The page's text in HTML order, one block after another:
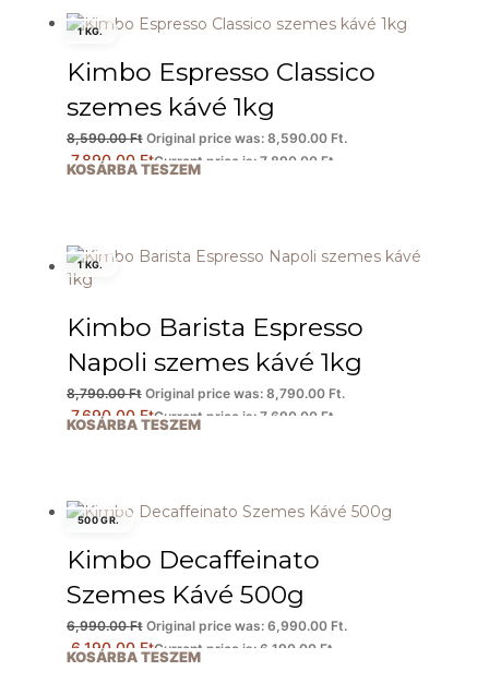
1 KG.
Kimbo Espresso Classico
szemes kávé 1kg
8,590.00Ft Original price was: 8,590.00 Ft.
7,890.00 FtCurrent price is: 7,890.00 Ft.
KOSÁRBA TESZEM
1 KG.
Kimbo Barista Espresso
Napoli szemes kávé 1kg
8,790.00Ft Original price was: 8,790.00 Ft.
7,690.00 FtCurrent price is: 7,690.00 Ft.
KOSÁRBA TESZEM
500 GR.
Kimbo Decaffeinato
Szemes Kávé 500g
6,990.00Ft Original price was: 6,990.00 Ft.
6,190.00 FtCurrent price is: 6,190.00 Ft.
KOSÁRBA TESZEM